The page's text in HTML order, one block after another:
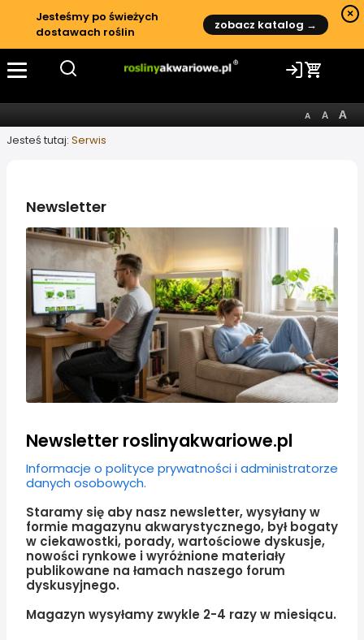
Jesteśmy po świeżych
dostawach roślin
zobacz katalog →
×
Jesteś tutaj: Serwis
Newsletter
Informacje o artykule
Newsletter roslinyakwariowe.pl
Informacje o polityce prywatności i administratorze
danych osobowych.
Staramy się aby nasz newsletter, wysyłany w
formie magazynu akwarystycznego, był bogaty
w ciekawostki, porady, wartościowe dyskusje,
nowości rynkowe i wyróżnione materiały
publikowane na łamach naszego forum
dyskusyjnego.
Magazyn wysyłamy zwykle 2-4 razy w miesiącu.